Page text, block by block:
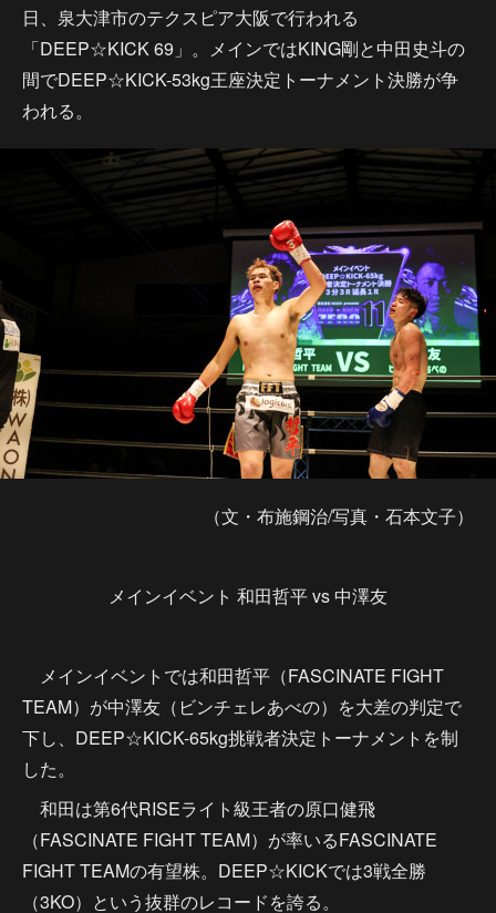
日、泉大津市のテクスピア大阪で行われる
「DEEP☆KICK 69」。メインではKING剛と中田史斗の
間でDEEP☆KICK-53kg王座決定トーナメント決勝が争
われる。
（文・布施鋼治/写真・石本文子）
メインイベント 和田哲平 vs 中澤友
メインイベントでは和田哲平（FASCINATE FIGHT
TEAM）が中澤友（ビンチェレあべの）を大差の判定で
下し、DEEP☆KICK-65kg挑戦者決定トーナメントを制
した。
和田は第6代RISEライト級王者の原口健飛
（FASCINATE FIGHT TEAM）が率いるFASCINATE
FIGHT TEAMの有望株。DEEP☆KICKでは3戦全勝
（3KO）という抜群のレコードを誇る。